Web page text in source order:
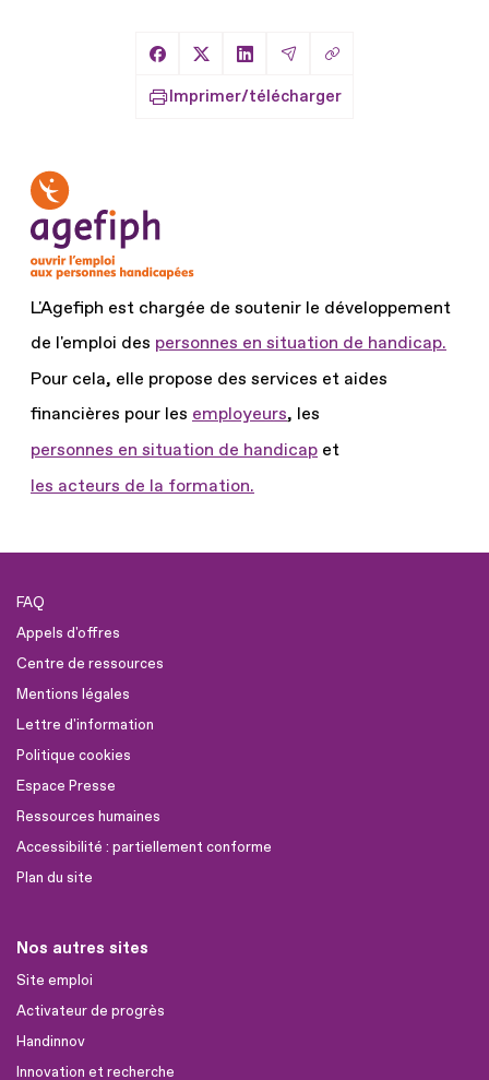
Partager sur Facebook
Partager sur X
Partager sur LinkedIn
Partager par Email
Copier le lien
Imprimer/télécharger
L'Agefiph est chargée de soutenir le développement
de l'emploi des personnes en situation de handicap.
Pour cela, elle propose des services et aides
financières pour les employeurs, les
personnes en situation de handicap et
les acteurs de la formation.
FAQ
Appels d'offres
Centre de ressources
Mentions légales
Lettre d'information
Politique cookies
Espace Presse
Ressources humaines
Accessibilité : partiellement conforme
Plan du site
Nos autres sites
Site emploi
Activateur de progrès
Handinnov
Innovation et recherche